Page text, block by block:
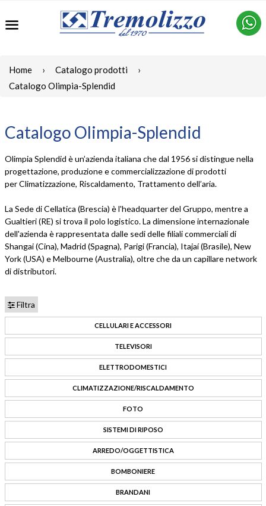
Home › Catalogo prodotti
›
Catalogo Olimpia-Splendid
Catalogo Olimpia-Splendid
Olimpia Splendid è un’azienda italiana che dal 1956 si distingue nella
progettazione, produzione e commercializzazione di prodotti
per Climatizzazione, Riscaldamento, Trattamento dell’aria.
La Sede di Cellatica (Brescia) è l'headquarter del Gruppo, mentre a
Gualtieri (RE) si trova il polo logistico. La dimensione internazionale
dell'azienda è rappresentata dalle sedi delle filiali commerciali di
Shangai (Cina), Madrid (Spagna), Parigi (Francia), Itajaí (Brasile), New
York (USA) e Melbourne (Australia), oltre che da un capillare network
di distributori.
Filtra
CELLULARI E ACCESSORI
TELEVISORI
ELETTRODOMESTICI
CLIMATIZZAZIONE/RISCALDAMENTO
FOTO
SISTEMI DI RIPOSO
ARREDO/OGGETTISTICA
BOMBONIERE
BRANDANI